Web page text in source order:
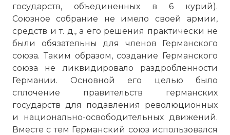
государств, объединенных в 6 курий).
Союзное собрание не имело своей армии,
средств и т. д., а его решения практически не
были обязательны для членов Германского
союза. Таким образом, создание Германского
союза не ликвидировало раздробленности
Германии. Основной его целью было
сплочение правительств германских
государств для подавления революционных
и национально-освободительных движений.
Вместе с тем Германский союз использовался